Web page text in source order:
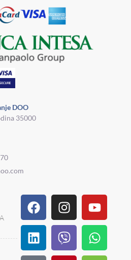
DOO
35000
FacebookInstagram
Linkedin
Viber
TiktokPinterest